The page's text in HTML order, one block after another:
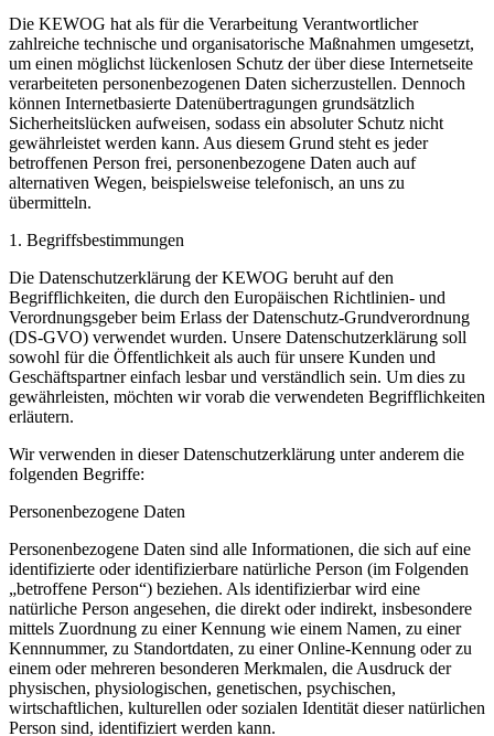
Die KEWOG hat als für die Verarbeitung Verantwortlicher
zahlreiche technische und organisatorische Maßnahmen umgesetzt,
um einen möglichst lückenlosen Schutz der über diese Internetseite
verarbeiteten personenbezogenen Daten sicherzustellen. Dennoch
können Internetbasierte Datenübertragungen grundsätzlich
Sicherheitslücken aufweisen, sodass ein absoluter Schutz nicht
gewährleistet werden kann. Aus diesem Grund steht es jeder
betroffenen Person frei, personenbezogene Daten auch auf
alternativen Wegen, beispielsweise telefonisch, an uns zu
übermitteln.
1. Begriffsbestimmungen
Die Datenschutzerklärung der KEWOG beruht auf den
Begrifflichkeiten, die durch den Europäischen Richtlinien- und
Verordnungsgeber beim Erlass der Datenschutz-Grundverordnung
(DS-GVO) verwendet wurden. Unsere Datenschutzerklärung soll
sowohl für die Öffentlichkeit als auch für unsere Kunden und
Geschäftspartner einfach lesbar und verständlich sein. Um dies zu
gewährleisten, möchten wir vorab die verwendeten Begrifflichkeiten
erläutern.
Wir verwenden in dieser Datenschutzerklärung unter anderem die
folgenden Begriffe:
Personenbezogene Daten
Personenbezogene Daten sind alle Informationen, die sich auf eine
identifizierte oder identifizierbare natürliche Person (im Folgenden
„betroffene Person“) beziehen. Als identifizierbar wird eine
natürliche Person angesehen, die direkt oder indirekt, insbesondere
mittels Zuordnung zu einer Kennung wie einem Namen, zu einer
Kennnummer, zu Standortdaten, zu einer Online-Kennung oder zu
einem oder mehreren besonderen Merkmalen, die Ausdruck der
physischen, physiologischen, genetischen, psychischen,
wirtschaftlichen, kulturellen oder sozialen Identität dieser natürlichen
Person sind, identifiziert werden kann.